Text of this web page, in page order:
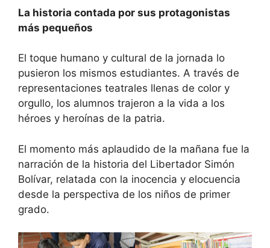
La historia contada por sus protagonistas
más pequeños
​El toque humano y cultural de la jornada lo
pusieron los mismos estudiantes. A través de
representaciones teatrales llenas de color y
orgullo, los alumnos trajeron a la vida a los
héroes y heroínas de la patria.
​El momento más aplaudido de la mañana fue la
narración de la historia del Libertador Simón
Bolívar, relatada con la inocencia y elocuencia
desde la perspectiva de los niños de primer
grado.